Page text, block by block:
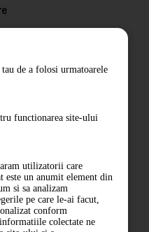
de a folosi urmatoarele
functionarea site-ului
utilizatorii care
este un anumit element din
si sa analizam
pe care le-ai facut,
conform
colectate ne